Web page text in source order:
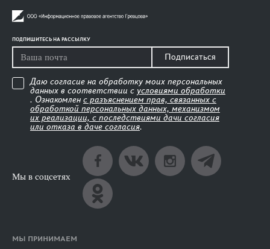
ПОДПИШИТЕСЬ НА РАССЫЛКУ
Подписаться
Даю согласие на обработку моих персональных
данных в соответствии с условиями обработки
. Ознакомлен с разъяснением прав, связанных с
обработкой персональных данных, механизмом
их реализации, с последствиями дачи согласия
или отказа в даче согласия.
Мы в соцсетях
МЫ ПРИНИМАЕМ